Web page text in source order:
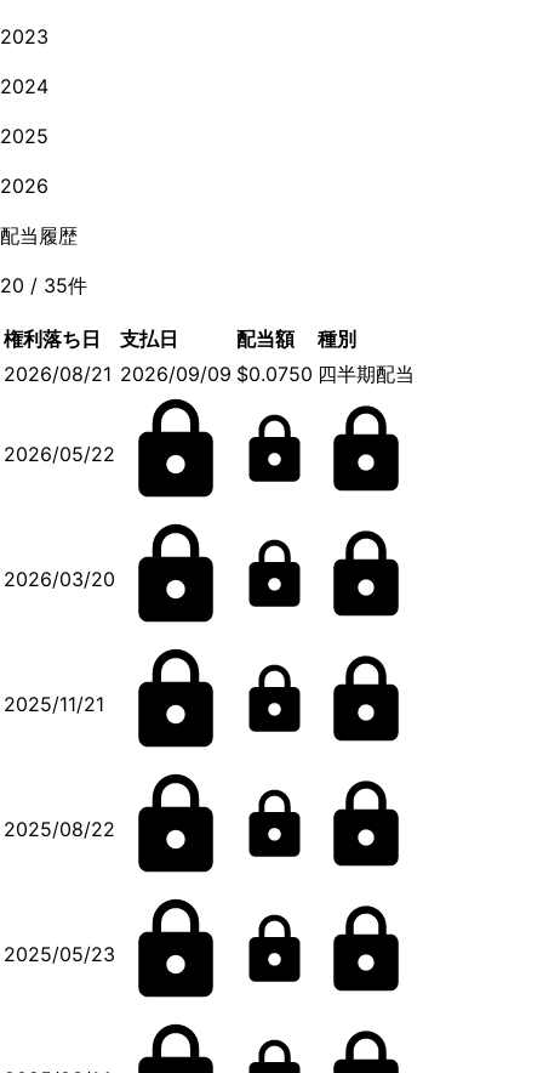
2023
2024
2025
2026
配当履歴
20 / 35件
権利落ち日 支払日 配当額
種別
2026/08/21 2026/09/09 $0.0750 四半期配当
2026/05/22
2026/03/20
2025/11/21
2025/08/22
2025/05/23